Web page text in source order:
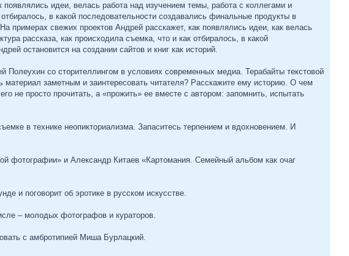
идеи, велась работа над изучением темы, работа с коллегами и
в какой последовательности создавались финальные продукты в
примерах свежих проектов Андрей расскажет, как появлялись идеи, как велась
рассказа, как происходила съемка, что и как отбиралось, в какой
остановится на создании сайтов и книг как историй.
со сторителлингом в условиях современных медиа. Терабайты текстовой
заметным и заинтересовать читателя? Расскажите ему историю. О чем
не просто прочитать, а «прожить» ее вместе с автором: запомнить, испытать
в технике неопикториализма. Запаситесь терпением и вдохновением. И
фотографии» и Александр Китаев «Картомания. Семейный альбом как очаг
и поговорит об эротике в русском искусстве.
– молодых фотографов и кураторов.
с амбротипией Миша Бурлацкий.